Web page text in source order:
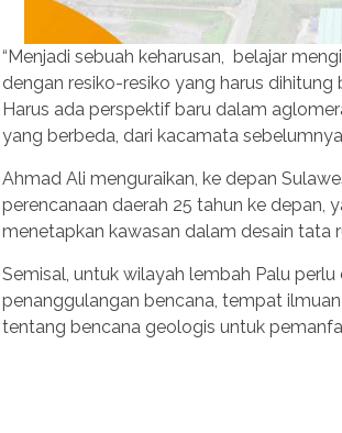
“Menjadi sebuah keharusan, belajar
dengan resiko-resiko yang harus
Harus ada perspektif baru dalam
yang berbeda, dari kacamata
Ahmad Ali menguraikan, ke depan
perencanaan daerah 25 tahun ke depan,
menetapkan kawasan dalam desain tata
Semisal, untuk wilayah lembah Palu
penanggulangan bencana, tempat
tentang bencana geologis untuk